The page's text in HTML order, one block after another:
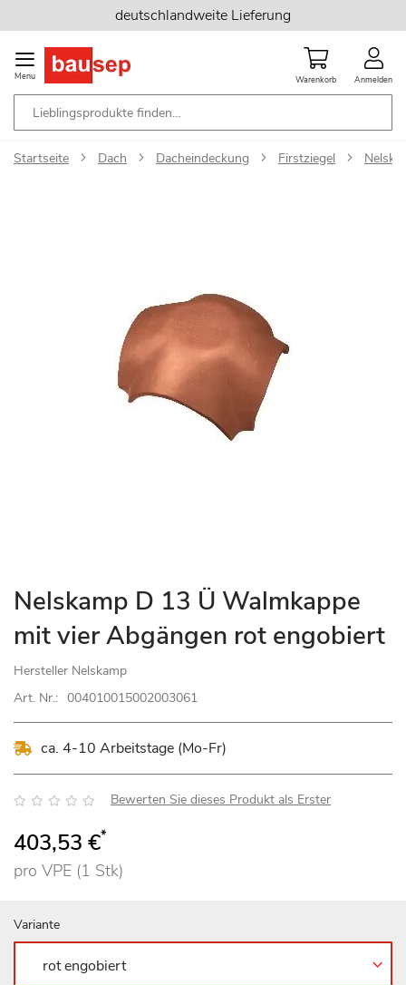
Inhalt
springen
deutschlandweite Lieferung
Menu Warenkorb Anmelden
Startseite Dach Dacheindeckung Firstziegel
Zum
Anfang
der
springen
Nelskamp D 13 Ü Walmkappe
mit vier Abgängen rot engobiert
Hersteller Nelskamp
Art. Nr.: 004010015002003061
ca. 4-10 Arbeitstage (Mo-Fr)
Bewertung: Bewerten Sie dieses Produkt als Erster
403,53 €*
pro VPE (1 Stk)
Variante